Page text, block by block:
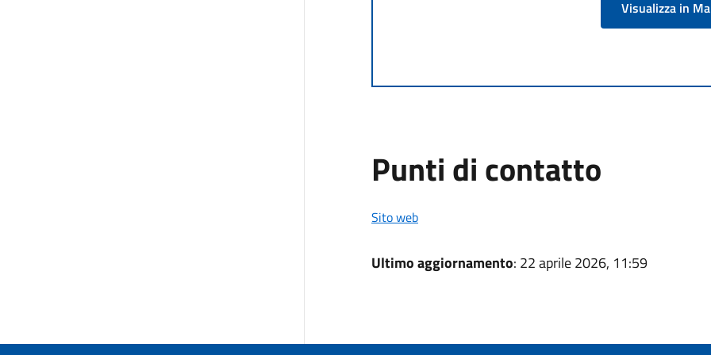
Visualizza in
Punti di contatto
Sito web
Ultimo aggiornamento: 22 aprile 2026, 11:59